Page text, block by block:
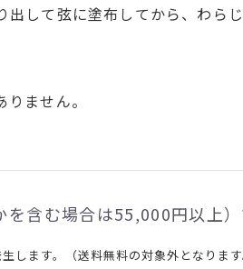
して弦に塗布してから、わら
ません。
含む場合は55,000円以上
ます。（送料無料の対象外となります